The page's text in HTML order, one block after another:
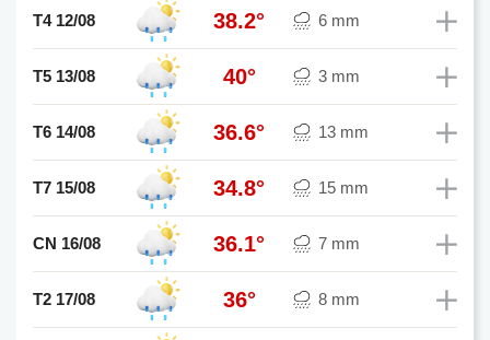
T4 12/08 38.2° 6 mm
T5 13/08 40° 3 mm
T6 14/08 36.6° 13 mm
T7 15/08 34.8° 15 mm
CN 16/08 36.1° 7 mm
T2 17/08 36° 8 mm